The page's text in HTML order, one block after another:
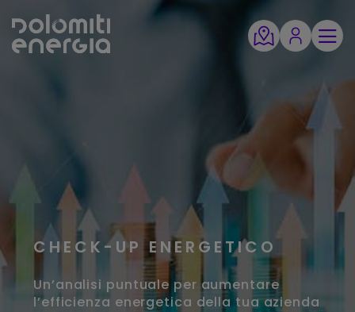
CHECK-UP ENERGETICO
Un’analisi puntuale per aumentare
l’efficienza energetica della tua azienda